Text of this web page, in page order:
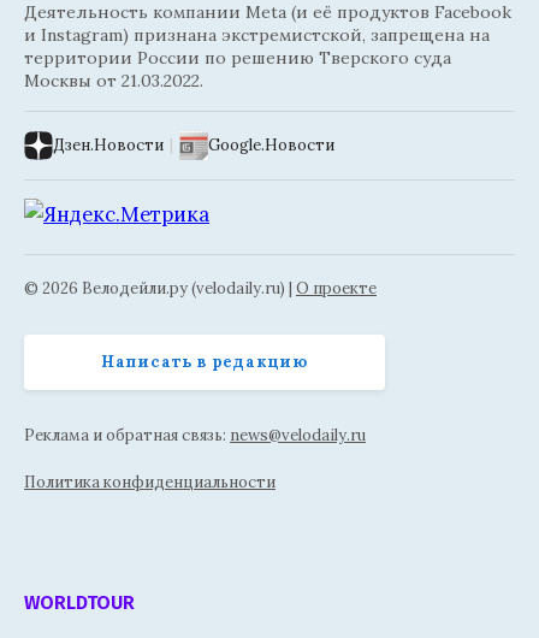
Деятельность компании Meta (и её продуктов Facebook
и Instagram) признана экстремистской, запрещена на
территории России по решению Тверского суда
Москвы от 21.03.2022.
Дзен.Новости | Google.Новости
© 2026 Велодейли.ру (velodaily.ru) | О проекте
Написать в редакцию
Реклама и обратная связь: news@velodaily.ru
Политика конфиденциальности
WORLDTOUR